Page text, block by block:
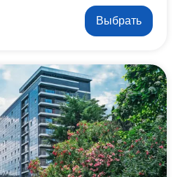
Выбрать